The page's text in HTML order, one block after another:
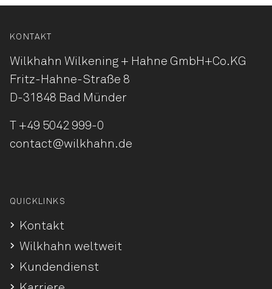
KONTAKT
Wilkhahn Wilkening + Hahne GmbH+Co.KG
Fritz-Hahne-Straße 8
D-31848 Bad Münder
+49 5042 999-0
contact@wilkhahn.de
QUICKLINKS
Kontakt
Wilkhahn weltweit
Kundendienst